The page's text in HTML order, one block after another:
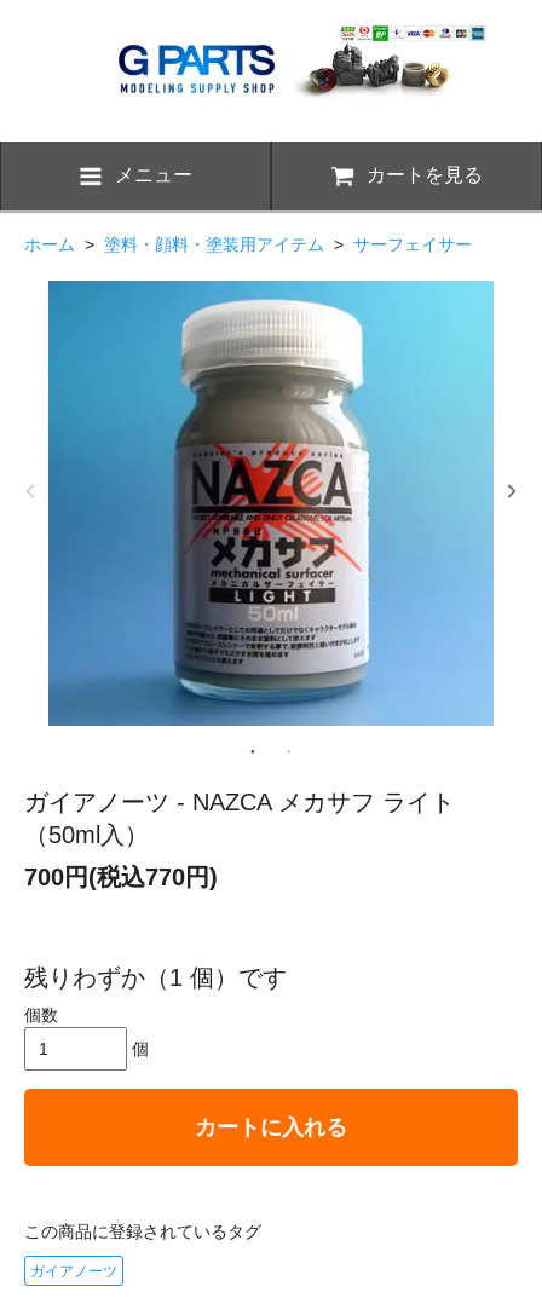
メニュー カートを見る
ホーム > 塗料・顔料・塗装用アイテム > サーフェイサー
ガイアノーツ - NAZCA メカサフ ライト
（50ml入）
700円(税込770円)
残りわずか（1 個）です
個数
個
カートに入れる
この商品に登録されているタグ
ガイアノーツ